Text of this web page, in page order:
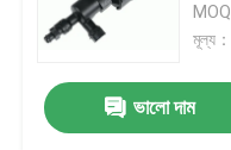
মূল্য
ভালো দাম